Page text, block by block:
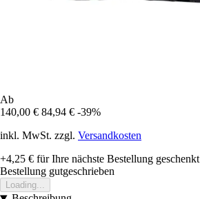
Ab
140,00 € 84,94 € -39%
inkl. MwSt. zzgl. Versandkosten
+4,25 € für Ihre nächste Bestellung geschenkt
Bestellung gutgeschrieben
Loading...